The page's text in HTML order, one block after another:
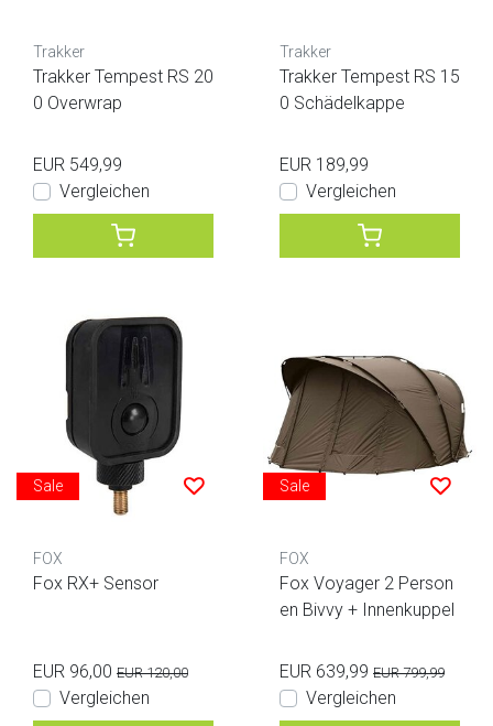
Trakker
Trakker Tempest RS 20
0 Overwrap
EUR 549,99
Vergleichen
Trakker
Trakker Tempest RS 15
0 Schädelkappe
EUR 189,99
Vergleichen
Sale
FOX
Fox RX+ Sensor
EUR 96,00 EUR 120,00
Vergleichen
Sale
FOX
Fox Voyager 2 Person
en Bivvy + Innenkuppel
EUR 639,99 EUR 799,99
Vergleichen